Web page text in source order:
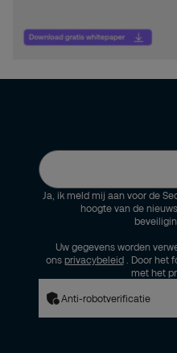
Ja, ik meld mij aan voor de
hoogte van de
Uw gegevens worden
ons privacybeleid
. Door het
met het
Anti-robotverificatie